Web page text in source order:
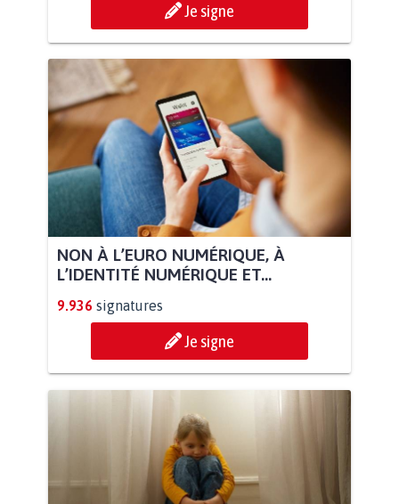
Je signe
NON À L’EURO NUMÉRIQUE, À
L’IDENTITÉ NUMÉRIQUE ET...
9.936 signatures
Je signe